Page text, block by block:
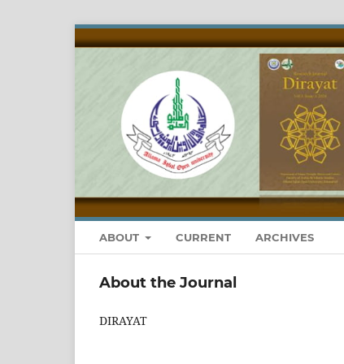
ABOUT CURRENT ARCHIVES
About the Journal
DIRAYAT